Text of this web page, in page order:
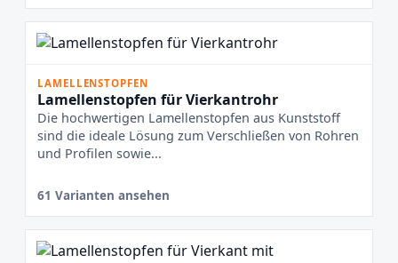
LAMELLENSTOPFEN
Lamellenstopfen für Vierkantrohr
Die hochwertigen Lamellenstopfen aus Kunststoff
sind die ideale Lösung zum Verschließen von Rohren
und Profilen sowie...
61 Varianten ansehen